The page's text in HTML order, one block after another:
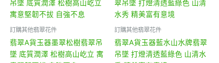
訂購其他翡翠花件
翡翠A貨玉器墨翠松樹翡翠吊
墜 底質潤澤 松樹高山屹立 寓
訂購其他翡翠花件
翡翠A貨玉器藍水山水牌翡翠
吊墜 打燈清透藍綠色 山清水